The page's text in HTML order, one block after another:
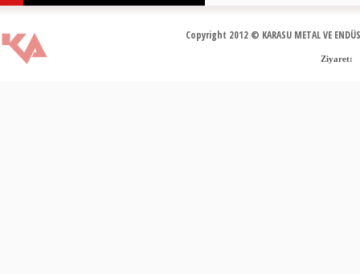
Copyright 2012 © KARASU METAL VE
Ziyaret: